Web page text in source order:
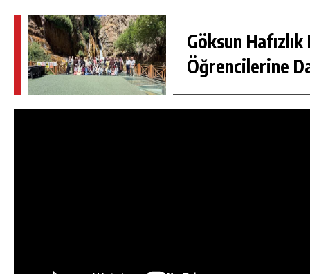
Göksun Hafızlık
Öğrencilerine